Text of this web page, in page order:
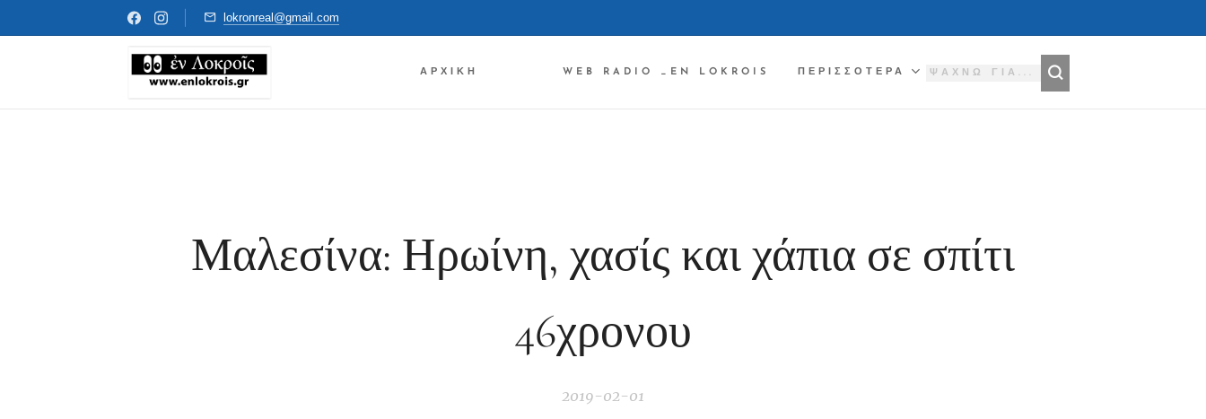
lokronreal@gmail.com
ΑΡΧΙΚΉ ✔✔✔ WEB RADIO _EN LOKROIS ΠΕΡΙΣΣΌΤΕΡΑ
Μαλεσίνα: Ηρωίνη, χασίς και χάπια σε σπίτι
46χρονου
2019-02-01